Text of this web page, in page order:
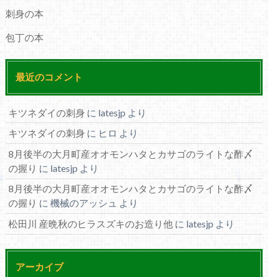
刺身の本
包丁の本
最近のコメント
キツネダイの刺身 に latesjp より
キツネダイの刺身 に ヒロ より
8月後半の大月町産オオモンハタとカサゴのライトな酢〆
の握り に latesjp より
8月後半の大月町産オオモンハタとカサゴのライトな酢〆
の握り に 機械のアッシュ より
松田川 産晩秋のヒラスズキのお造り他に latesjp より
アーカイブ